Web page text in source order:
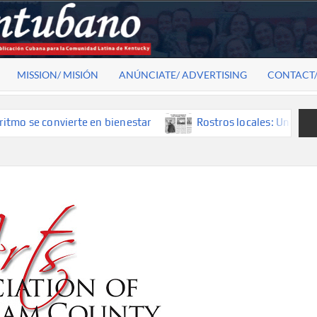
MISSION/ MISIÓN ANÚNCIATE/ ADVERTISING
convierte en bienestar Rostros locales: Una mirada